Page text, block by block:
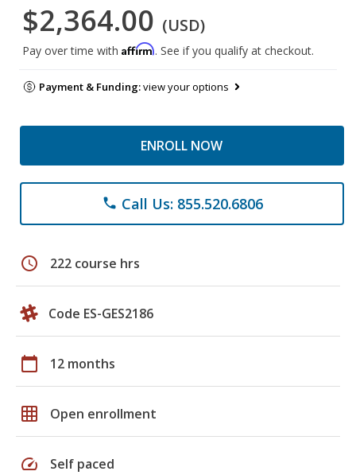
$2,364.00 (USD)
Pay over time with Affirm. See if you qualify at checkout.
Payment & Funding:view your options
ENROLL NOW
phone Call Us: 855.520.6806
schedule 222 course hrs
Code ES-GES2186
calendar_today 12 months
grid_on Open enrollment
speed Self paced